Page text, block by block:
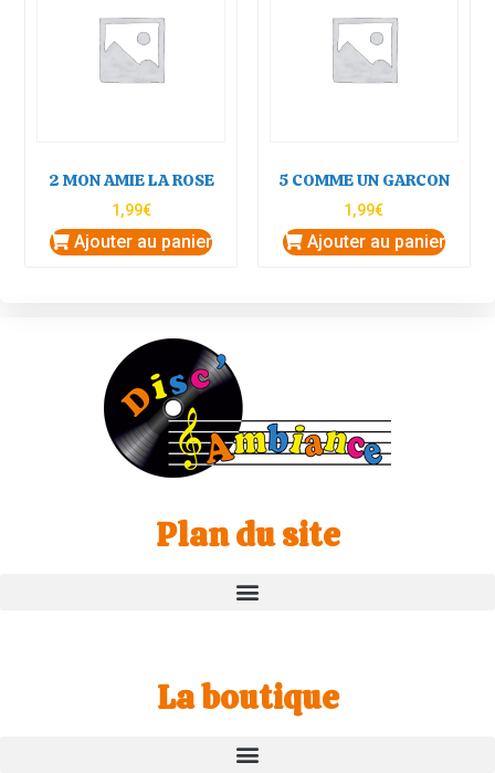
2 MON AMIE LA ROSE
1,99€
Ajouter au panier
5 COMME UN GARCON
1,99€
Ajouter au panier
Plan du site
La boutique